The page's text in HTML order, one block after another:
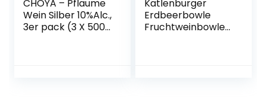
CHOYA – Pflaume
Wein Silber 10%Alc.,
3er pack (3 X 500
Katlenburger
Erdbeerbowle
Fruchtweinbowle